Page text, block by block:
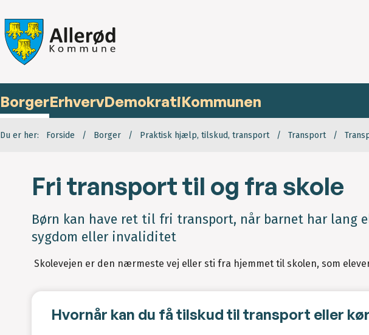
BorgerErhvervDemokratiKommunen
Du er her: Forside Borger Praktisk hjælp, tilskud, transport Transport
Fri transport til og fra skole
Børn kan have ret til fri transport, når barnet har lang
sygdom eller invaliditet
Skolevejen er den nærmeste vej eller sti fra hjemmet til skolen, som
Hvornår kan du få tilskud til transport eller